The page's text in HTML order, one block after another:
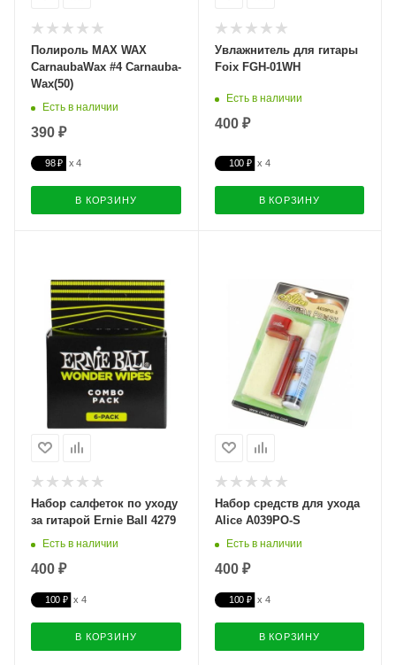
Полироль MAX WAX
CarnaubaWax #4 Carnauba-
Wax(50)
Есть в наличии
390 ₽
98 ₽
В КОРЗИНУ
Увлажнитель для гитары
Foix FGH-01WH
Есть в наличии
400 ₽
100 ₽
В КОРЗИНУ
Набор салфеток по уходу
за гитарой Ernie Ball 4279
Есть в наличии
400 ₽
100 ₽
В КОРЗИНУ
Набор средств для ухода
Alice A039PO-S
Есть в наличии
400 ₽
100 ₽
В КОРЗИНУ